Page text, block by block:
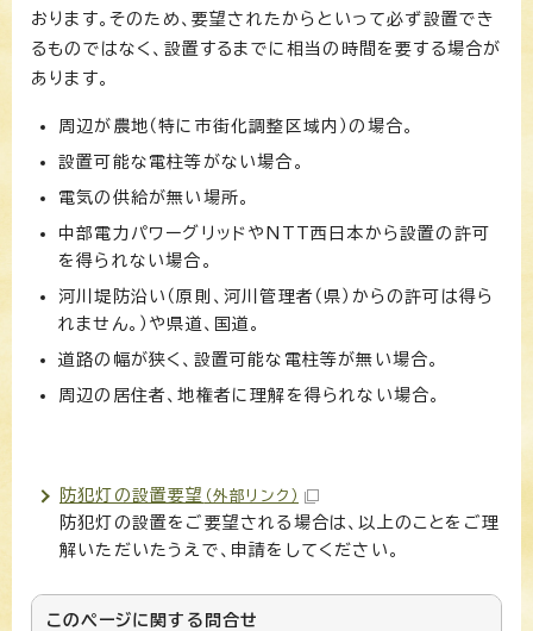
おります。そのため、要望されたからといって必ず設置でき
るものではなく、設置するまでに相当の時間を要する場合が
あります。
周辺が農地（特に市街化調整区域内）の場合。
設置可能な電柱等がない場合。
電気の供給が無い場所。
中部電力パワーグリッドやNTT西日本から設置の許可
を得られない場合。
河川堤防沿い（原則、河川管理者（県）からの許可は得ら
れません。）や県道、国道。
道路の幅が狭く、設置可能な電柱等が無い場合。
周辺の居住者、地権者に理解を得られない場合。
防犯灯の設置要望 （外部リンク）
防犯灯の設置をご要望される場合は、以上のことをご理
解いただいたうえで、申請をしてください。
このページに関する 問合せ